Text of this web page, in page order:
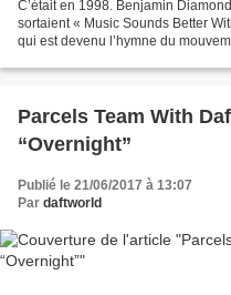
C’était en 1998. Benjamin
sortaient « Music Sounds Better
qui est devenu l’hymne du
Parcels Team With
“Overnight”
Publié le 21/06/2017 à 13:07
Par daftworld